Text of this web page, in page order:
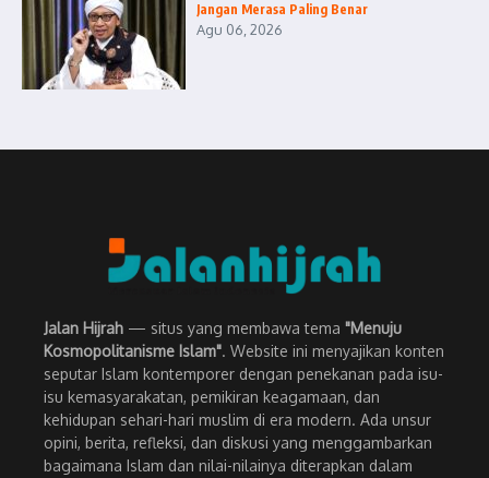
Jangan Merasa Paling Benar
Agu 06, 2026
Jalan Hijrah — situs yang membawa tema "Menuju
Kosmopolitanisme Islam". Website ini menyajikan konten
seputar Islam kontemporer dengan penekanan pada isu-
isu kemasyarakatan, pemikiran keagamaan, dan
kehidupan sehari-hari muslim di era modern. Ada unsur
opini, berita, refleksi, dan diskusi yang menggambarkan
bagaimana Islam dan nilai-nilainya diterapkan dalam